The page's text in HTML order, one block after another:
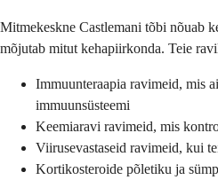
Mitmekeskne Castlemani tõbi nõuab
mõjutab mitut kehapiirkonda. Teie
Immuunteraapia ravimeid, mis
immuunsüsteemi
Keemiaravi ravimeid, mis
Viirusevastaseid ravimeid, kui
Kortikosteroide põletiku ja